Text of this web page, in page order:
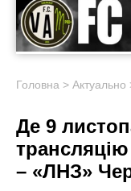
Головна > Актуально
Де 9
– «ЛНЗ»